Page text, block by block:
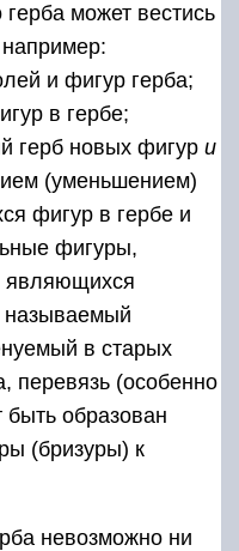
может вестись
и фигур герба;
в гербе;
герб новых фигур и
(уменьшением)
фигур в гербе и
фигуры,
являющихся
называемый
в старых
перевязь (особенно
образован
(бризуры) к
невозможно ни